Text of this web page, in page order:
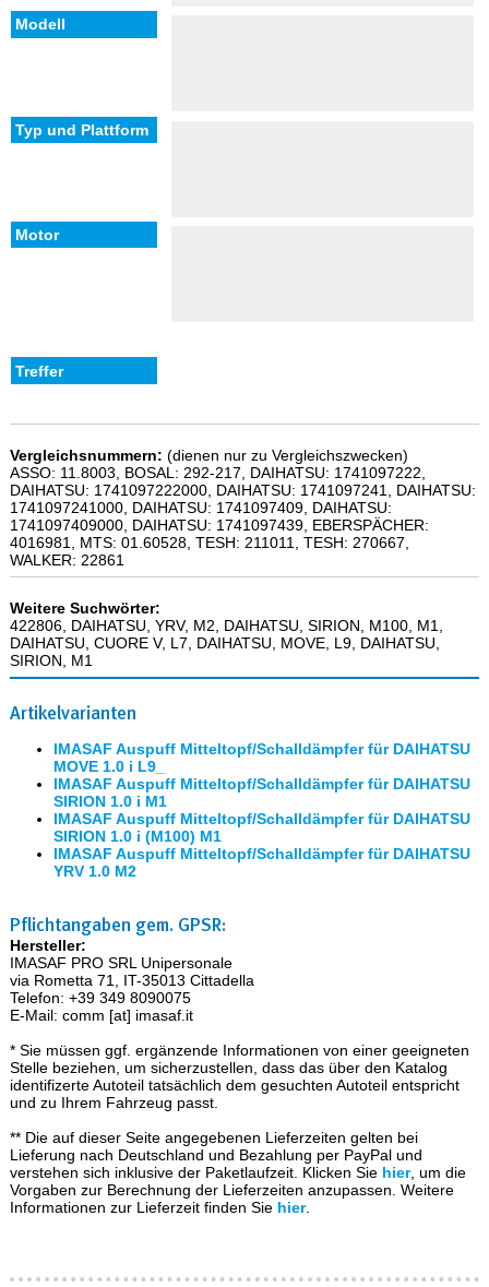
Vergleichsnummern: (dienen nur zu Vergleichszwecken)
ASSO: 11.8003, BOSAL: 292-217, DAIHATSU: 1741097222,
DAIHATSU: 1741097222000, DAIHATSU: 1741097241, DAIHATSU:
1741097241000, DAIHATSU: 1741097409, DAIHATSU:
1741097409000, DAIHATSU: 1741097439, EBERSPÄCHER:
4016981, MTS: 01.60528, TESH: 211011, TESH: 270667,
WALKER: 22861
Weitere Suchwörter:
422806, DAIHATSU, YRV, M2, DAIHATSU, SIRION, M100, M1,
DAIHATSU, CUORE V, L7, DAIHATSU, MOVE, L9, DAIHATSU,
SIRION, M1
Artikelvarianten
IMASAF Auspuff Mitteltopf/Schalldämpfer für DAIHATSU
MOVE 1.0 i L9_
IMASAF Auspuff Mitteltopf/Schalldämpfer für DAIHATSU
SIRION 1.0 i M1
IMASAF Auspuff Mitteltopf/Schalldämpfer für DAIHATSU
SIRION 1.0 i (M100) M1
IMASAF Auspuff Mitteltopf/Schalldämpfer für DAIHATSU
YRV 1.0 M2
Pflichtangaben gem. GPSR:
Hersteller:
IMASAF PRO SRL Unipersonale
via Rometta 71, IT-35013 Cittadella
Telefon: +39 349 8090075
E-Mail: comm [at] imasaf.it
* Sie müssen ggf. ergänzende Informationen von einer geeigneten
Stelle beziehen, um sicherzustellen, dass das über den Katalog
identifizerte Autoteil tatsächlich dem gesuchten Autoteil entspricht
und zu Ihrem Fahrzeug passt.
** Die auf dieser Seite angegebenen Lieferzeiten gelten bei
Lieferung nach Deutschland und Bezahlung per PayPal und
verstehen sich inklusive der Paketlaufzeit. Klicken Sie hier, um die
Vorgaben zur Berechnung der Lieferzeiten anzupassen. Weitere
Informationen zur Lieferzeit finden Sie hier.